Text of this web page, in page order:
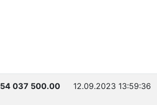
54 037 500.00 12.09.2023 13:59:36